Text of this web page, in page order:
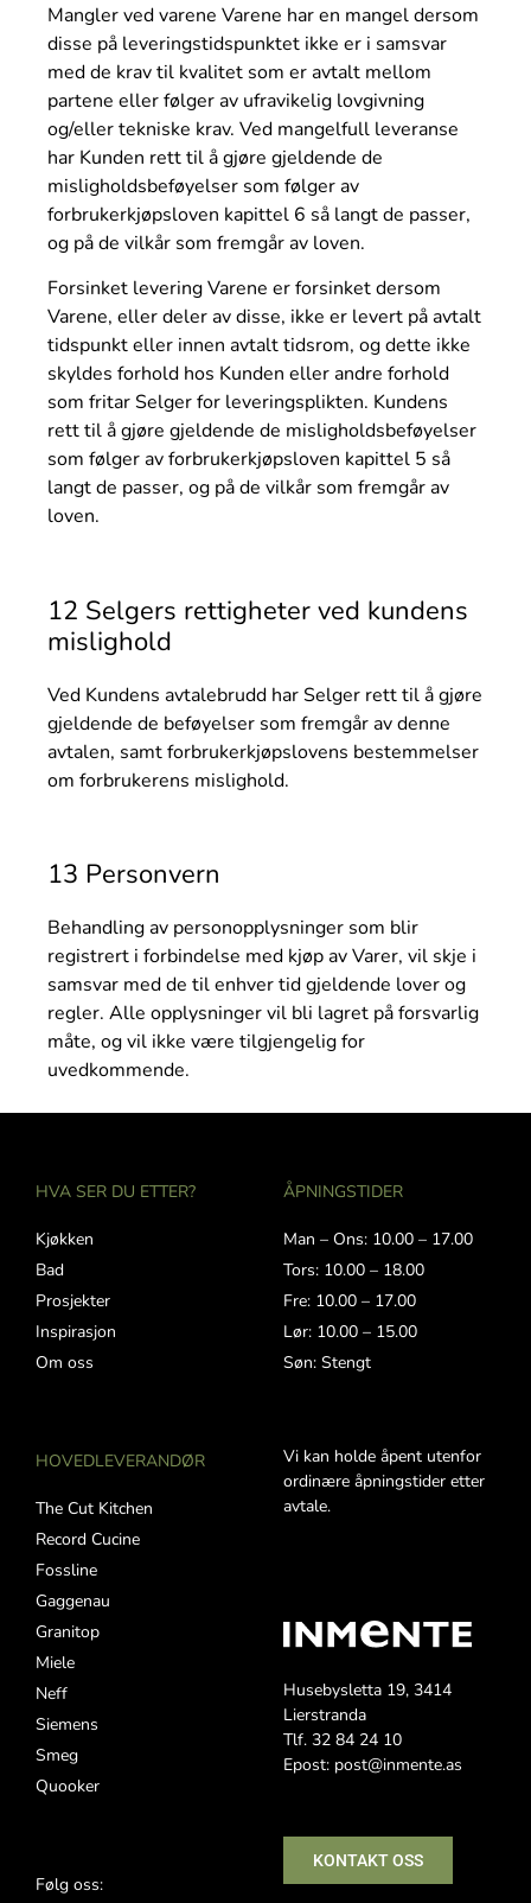
Mangler ved varene Varene har en mangel dersom
disse på leveringstidspunktet ikke er i samsvar
med de krav til kvalitet som er avtalt mellom
partene eller følger av ufravikelig lovgivning
og/eller tekniske krav. Ved mangelfull leveranse
har Kunden rett til å gjøre gjeldende de
misligholdsbeføyelser som følger av
forbrukerkjøpsloven kapittel 6 så langt de passer,
og på de vilkår som fremgår av loven.
Forsinket levering Varene er forsinket dersom
Varene, eller deler av disse, ikke er levert på avtalt
tidspunkt eller innen avtalt tidsrom, og dette ikke
skyldes forhold hos Kunden eller andre forhold
som fritar Selger for leveringsplikten. Kundens
rett til å gjøre gjeldende de misligholdsbeføyelser
som følger av forbrukerkjøpsloven kapittel 5 så
langt de passer, og på de vilkår som fremgår av
loven.
12 Selgers rettigheter ved kundens
mislighold
Ved Kundens avtalebrudd har Selger rett til å gjøre
gjeldende de beføyelser som fremgår av denne
avtalen, samt forbrukerkjøpslovens bestemmelser
om forbrukerens mislighold.
13 Personvern
Behandling av personopplysninger som blir
registrert i forbindelse med kjøp av Varer, vil skje i
samsvar med de til enhver tid gjeldende lover og
regler. Alle opplysninger vil bli lagret på forsvarlig
måte, og vil ikke være tilgjengelig for
uvedkommende.
HVA SER DU ETTER?
Kjøkken
Bad
Prosjekter
Inspirasjon
Om oss
HOVEDLEVERANDØR
The Cut Kitchen
Record Cucine
Fossline
Gaggenau
Granitop
Miele
Neff
Siemens
Smeg
Quooker
Følg oss:
ÅPNINGSTIDER
Man – Ons: 10.00 – 17.00
Tors: 10.00 – 18.00
Fre: 10.00 – 17.00
Lør: 10.00 – 15.00
Søn: Stengt
Vi kan holde åpent utenfor
ordinære åpningstider etter
avtale.
Husebysletta 19, 3414
Lierstranda
Tlf. 32 84 24 10
Epost: post@inmente.as
KONTAKT OSS